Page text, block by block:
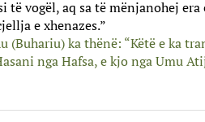
të vogël, aq sa të mënjanohej era
e xhenazes.”
(Buhariu) ka thënë: “Këtë e ka
nga Hafsa, e kjo nga Umu